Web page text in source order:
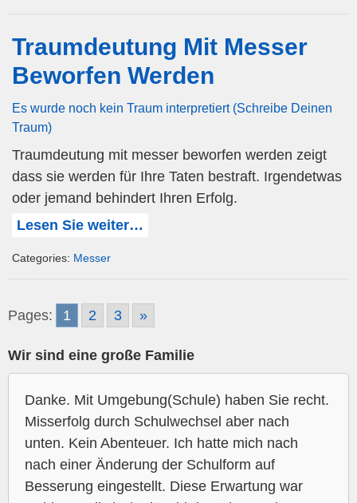
Traumdeutung Mit Messer
Beworfen Werden
Es wurde noch kein Traum interpretiert (Schreibe Deinen
Traum)
Traumdeutung mit messer beworfen werden zeigt
dass sie werden für Ihre Taten bestraft. Irgendetwas
oder jemand behindert Ihren Erfolg.
Lesen Sie weiter…
Categories: Messer
Pages: 1 2 3 »
Wir sind eine große Familie
Danke. Mit Umgebung(Schule) haben Sie recht.
Misserfolg durch Schulwechsel aber nach
unten. Kein Abenteuer. Ich hatte mich nach
nach einer Änderung der Schulform auf
Besserung eingestellt. Diese Erwartung war